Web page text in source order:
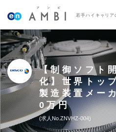
若手ハイキャリア
【制御ソフト
化】世界トッ
製造装置メー
0万円
求人No.ZNVHZ-004